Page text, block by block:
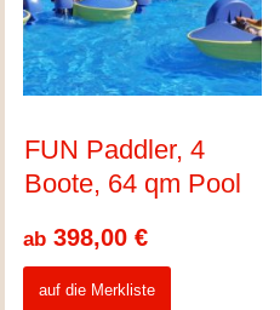
FUN Paddler, 4
Boote, 64 qm Pool
ab 398,00€
auf die Merkliste